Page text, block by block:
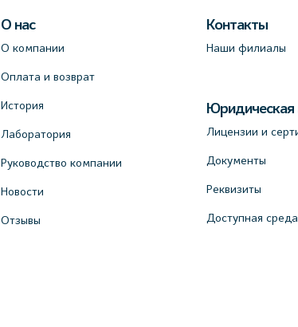
О нас
О компании
Оплата и возврат
История
Лаборатория
Руководство компании
Новости
Отзывы
Контакты
Наши филиалы
Лицензии и
Документы
Реквизиты
Доступная